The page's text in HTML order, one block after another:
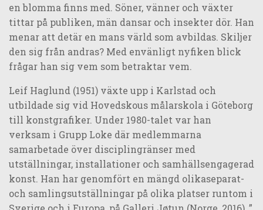
en blomma finns med. Söner, vänner och växter
tittar på publiken, män dansar och insekter dör. Han
menar att detär en mans värld som avbildas. Skiljer
den sig från andras? Med envänligt nyfiken blick
frågar han sig vem som betraktar vem.
Leif Haglund (1951) växte upp i Karlstad och
utbildade sig vid Hovedskous målarskola i Göteborg
till konstgrafiker. Under 1980-talet var han
verksam i Grupp Loke där medlemmarna
samarbetade över disciplingränser med
utställningar, installationer och samhällsengagerad
konst. Han har genomfört en mängd olikaseparat-
och samlingsutställningar på olika platser runtom i